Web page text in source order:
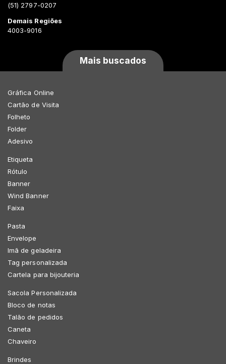
(51) 2797-0207
Demais Regiões
4003-9016
Mais buscados
Gráfica Online
Cartão de Visita
Folheto
Folder
Adesivo
Etiqueta
Rótulo
Banner
Wind Banner
Faixa
Pasta
Envelope
Imã de geladeira
Tag personalizada
Cartela para bijouteria
Sacola Personalizada
Bloco de notas
Talão de pedidos
Caneta
Chaveiro
Brindes